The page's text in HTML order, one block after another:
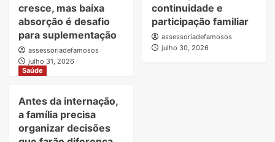
cresce, mas baixa
absorção é desafio
para suplementação
assessoriadefamosos
julho 31, 2026
continuidade e
participação familiar
assessoriadefamosos
julho 30, 2026
Saúde
Antes da internação,
a família precisa
organizar decisões